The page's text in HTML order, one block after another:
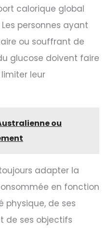
calorique global
personnes ayant
ou souffrant de
glucose doivent faire
leur
ou
adapter la
en fonction
physique, de ses
de ses objectifs